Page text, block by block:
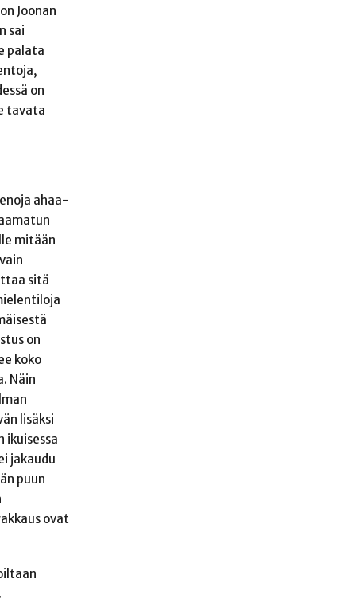
Joonan
sai
palata
on
tavata
ahaa-
mitään
sitä
on
koko
Näin
lisäksi
ikuisessa
jakaudu
puun
ovat